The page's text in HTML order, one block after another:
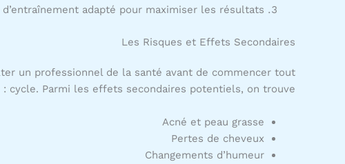
adapté pour maximiser les résultats.
Les Risques et Effets Secondaires
un professionnel de la santé avant de commencer tout
cycle. Parmi les effets secondaires potentiels, on trouve :
Acné et peau grasse
Pertes de cheveux
Changements d’humeur